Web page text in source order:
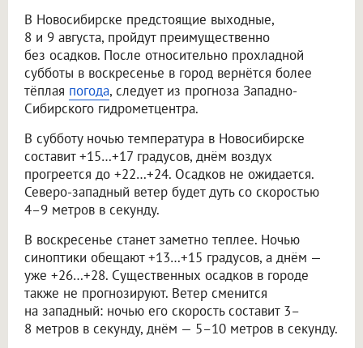
В Новосибирске предстоящие выходные,
8 и 9 августа, пройдут преимущественно
без осадков. После относительно прохладной
субботы в воскресенье в город вернётся более
тёплая погода, следует из прогноза Западно-
Сибирского гидрометцентра.
В субботу ночью температура в Новосибирске
составит +15…+17 градусов, днём воздух
прогреется до +22…+24. Осадков не ожидается.
Северо-западный ветер будет дуть со скоростью
4–9 метров в секунду.
В воскресенье станет заметно теплее. Ночью
синоптики обещают +13…+15 градусов, а днём —
уже +26…+28. Существенных осадков в городе
также не прогнозируют. Ветер сменится
на западный: ночью его скорость составит 3–
8 метров в секунду, днём — 5–10 метров в секунду.